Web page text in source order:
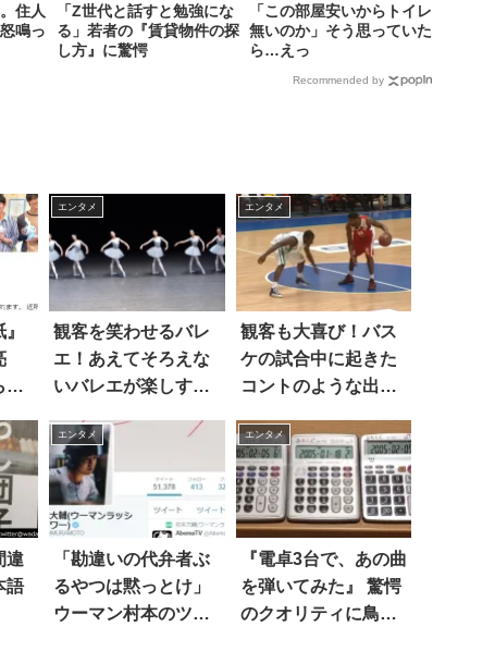
住人
鳴っ
「Z世代と話すと勉強にな
る」若者の『賃貸物件の探
し方』に驚愕
「この部屋安いからトイレ
無いのか」そう思っていた
ら…えっ
Recommended by
…
エンタメ
観客を笑わせるバレ
エ！あえてそろえな
いバレエが楽しすぎ
エンタメ
観客も大喜び！バス
ケの試合中に起きた
コントのような出来
違
語
エンタメ
「勘違いの代弁者ぶ
るやつは黙っとけ」
ウーマン村本のツイ
エンタメ
『電卓3台で、あの曲
を弾いてみた』 驚愕
のクオリティに鳥肌